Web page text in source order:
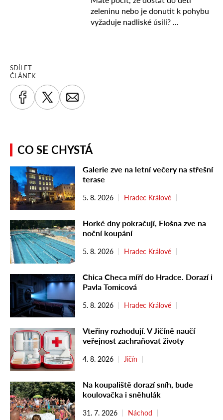
SDÍLET
ČLÁNEK
CO SE CHYSTÁ
Galerie zve na letní večery na střešní
terase
5. 8. 2026 Hradec Králové
Horké dny pokračují, Flošna zve na
noční koupání
5. 8. 2026 Hradec Králové
Chica Checa míří do Hradce. Dorazí i
Pavla Tomicová
5. 8. 2026 Hradec Králové
Vteřiny rozhodují. V Jičíně naučí
veřejnost zachraňovat životy
4. 8. 2026 Jičín
Na koupaliště dorazí sníh, bude
koulovačka i sněhulák
31. 7. 2026 Náchod